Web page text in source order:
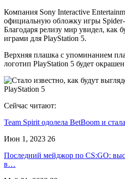
Компания Sony Interactive
официальную обложку игры
Благодаря релизу мир увидел, как
играми для PlayStation 5.
Верхняя плашка с упоминанием
логотип PlayStation 5 будет
Сейчас читают:
Team Spirit одолела BetBoom и
Июн 1, 2023 26
Последний мейджор по CS:GO:
в…